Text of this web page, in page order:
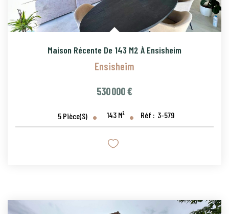
Maison Récente De 143 M2 À Ensisheim
Ensisheim
530 000 €
5 Pièce(s) 143 M² Réf : 3-579